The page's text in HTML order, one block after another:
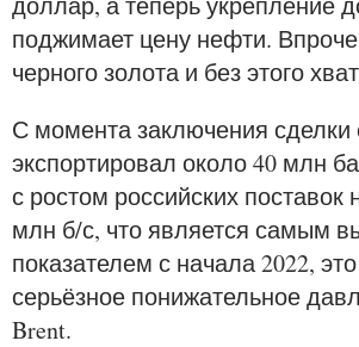
поджимает цену нефти.
черного золота и без этого
С момента заключения
экспортировал около 40 млн
с ростом российских поставок
млн б/с, что является самым
показателем с начала 2022,
серьёзное понижательное
Brent.